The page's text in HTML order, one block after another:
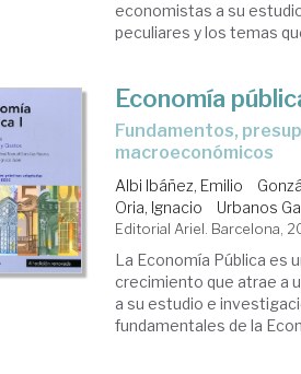
economistas a su
peculiares y los temas
Economía
Fundamentos, presupuestos y gasto, aspectos
macroeconómicos
Albi Ibáñez, Emilio
Oria, Ignacio
Urbanos
Editorial Ariel. Barcelona,
La Economía Pública es
crecimiento que atrae a
a su estudio e
fundamentales de la